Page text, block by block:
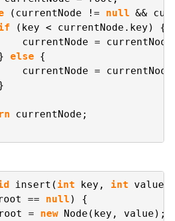
(currentNode != null &&
(key < currentNode.key) {
currentNode =
else {
currentNode =
currentNode;
insert( int key, int value)
== null ) {
root = new
Node(key, value);